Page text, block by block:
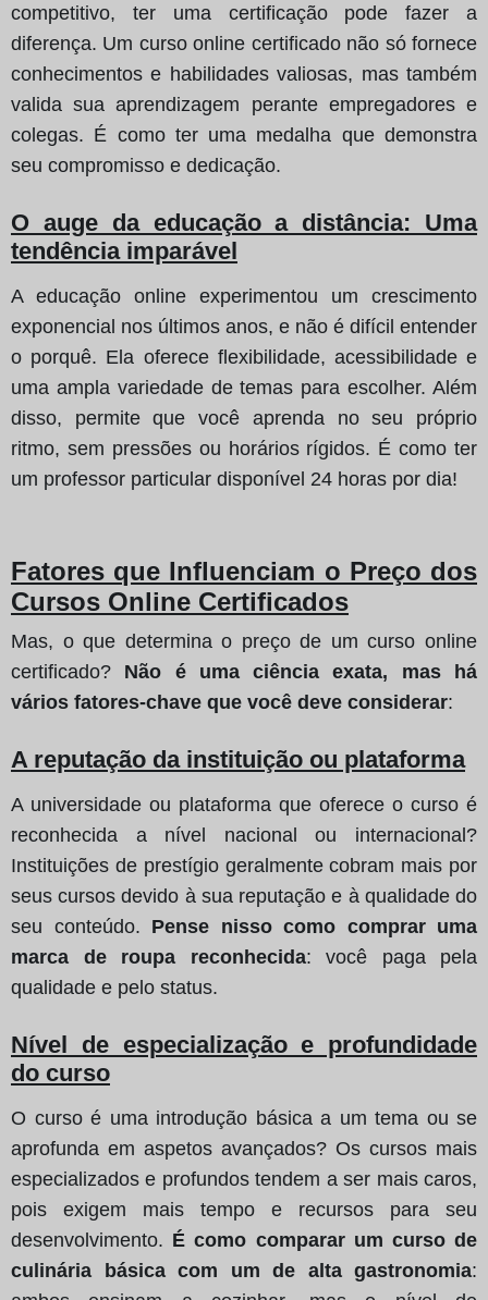
competitivo, ter uma certificação pode fazer a
diferença. Um curso online certificado não só fornece
conhecimentos e habilidades valiosas, mas também
valida sua aprendizagem perante empregadores e
colegas. É como ter uma medalha que demonstra
seu compromisso e dedicação.
O auge da educação a distância: Uma
tendência imparável
A educação online experimentou um crescimento
exponencial nos últimos anos, e não é difícil entender
o porquê. Ela oferece flexibilidade, acessibilidade e
uma ampla variedade de temas para escolher. Além
disso, permite que você aprenda no seu próprio
ritmo, sem pressões ou horários rígidos. É como ter
um professor particular disponível 24 horas por dia!
Fatores que Influenciam o Preço dos
Cursos Online Certificados
Mas, o que determina o preço de um curso online
certificado? Não é uma ciência exata, mas há
vários fatores-chave que você deve considerar:
A reputação da instituição ou plataforma
A universidade ou plataforma que oferece o curso é
reconhecida a nível nacional ou internacional?
Instituições de prestígio geralmente cobram mais por
seus cursos devido à sua reputação e à qualidade do
seu conteúdo. Pense nisso como comprar uma
marca de roupa reconhecida: você paga pela
qualidade e pelo status.
Nível de especialização e profundidade
do curso
O curso é uma introdução básica a um tema ou se
aprofunda em aspetos avançados? Os cursos mais
especializados e profundos tendem a ser mais caros,
pois exigem mais tempo e recursos para seu
desenvolvimento. É como comparar um curso de
culinária básica com um de alta gastronomia: